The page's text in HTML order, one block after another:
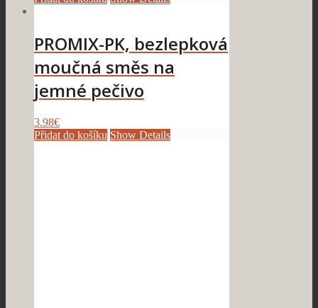
PROMIX-PK, bezlepková
moučná směs na
jemné pečivo
3.98€
Přidat do košíku Show Details